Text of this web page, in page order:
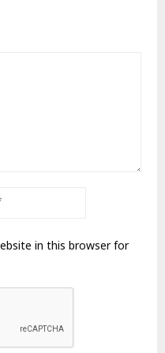
in this browser for